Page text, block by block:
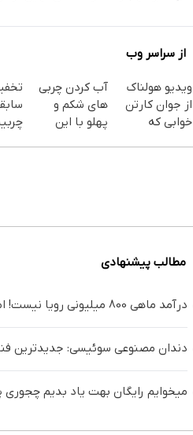
از سراسر وب
ویدیو هولناک
از جوان کارتن
خوابی که
آب کردن چربی
های شکم و
پهلو با این
مطالب پیشنهادی
درآمد ماهی 800 میلیونی رویا نیست! امتحانش مجانیه😉
دندان مصنوعی سوئیسی: جدیدترین
میخوایم رایگان بهت یاد بدیم چجوری